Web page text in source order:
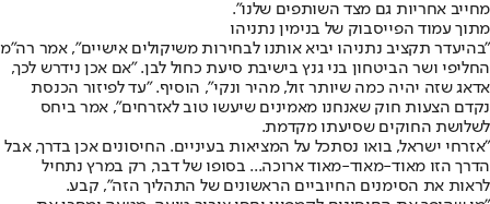
מחייב אחריות גם מצד השותפים שלנו".
מתוך עמוד הפייסבוק של בנימין נתניהו
"בהיעדר תקציב נתניהו יביא אותנו לבחירות משיקולים אישיים", אמר רה"מ
החליפי ושר הביטחון בני גנץ בישיבת סיעת כחול לבן. "אם אכן נידרש לכך,
אדאג שזה יהיה כמה שיותר זול, מהיר ונקי", הוסיף. "עד לפיזור הכנסת
נקדם הצעות חוק שאנחנו מאמינים שיעשו טוב לאזרחים", אמר ביחס
לשלושת החוקים שסיעתו מקדמת.
"אזרחי ישראל, בואו נסתכל על המציאות בעיניים. החיסונים אכן בדרך, אבל
הדרך הזו מאוד-מאוד-מאוד ארוכה... בסופו של דבר, רק במרץ נתחיל
לראות את הסימנים החיוביים הראשונים של התהליך הזה", קבע.